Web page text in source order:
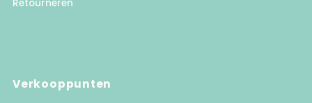
Retourneren
Verkooppunten